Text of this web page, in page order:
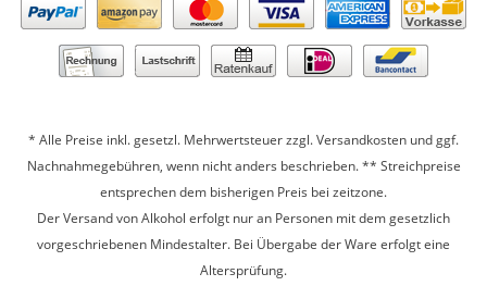
* Alle Preise inkl. gesetzl. Mehrwertsteuer zzgl.Versandkosten und ggf.
Nachnahmegebühren, wenn nicht anders beschrieben. ** Streichpreise
entsprechen dem bisherigen Preis bei zeitzone.
Der Versand von Alkohol erfolgt nur an Personen mit dem gesetzlich
vorgeschriebenen Mindestalter. Bei Übergabe der Ware erfolgt eine
Altersprüfung.